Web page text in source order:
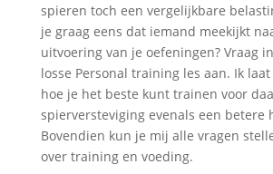
spieren toch een vergelijkbare
je graag eens dat iemand meekijkt
uitvoering van je oefeningen? Vraag
losse Personal training les aan. Ik
hoe je het beste kunt trainen voor
spierversteviging evenals een betere
Bovendien kun je mij alle vragen
over training en voeding.